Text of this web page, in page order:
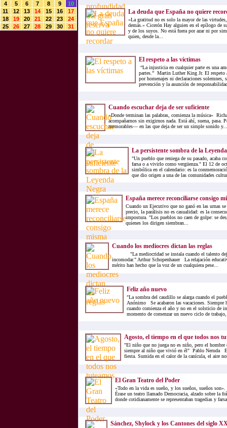
4
5 6 7 8 9
10
11
12 13 14 15 16
17
18
19 20 21 22 23
24
25
26 27 28 29 30 31
La deuda que España no quiere
«La gratitud no es solo la mayor de las
demás.» Cicerón Hay alguien en el epílogo de
y de los suyos. No está fuera por azar ni por
quien, desde la...
El respeto a las víctimas
“La injusticia en cualquier parte es una
partes.” Martin Luther King Jr. El respeto
por homenajes ni declaraciones solemnes,
prevención y la asunción de
Cuando escuchar deja de ser suficiente
«Donde terminan las palabras, comienza la música»
acompañarnos sin exigirnos nada. Está ahí, suena, pasa.
memorables— en las que deja de ser un simple sonido y...
La persistente sombra de la
"Un pueblo que reniega de su pasado, acaba
farsa o a vivirlo como vergüenza." El 12 de
simbólica en el calendario: es la
que dio origen a una de las comunidades
España merece reconciliarse consigo
Cuando un Ejecutivo que no ganó en las urnas
precio, la parálisis no es casualidad: es la
impostura. "Los pueblos no caen de golpe: se
quienes los dirigen siembran...
Cuando los mediocres dictan las reglas
"La mediocridad se instala cuando el talento deja
incomodar." Arthur Schopenhauer La relajación
mérito han hecho que la voz de un cualquiera pese...
Feliz año nuevo
"La sombra del caudillo se alarga cuando el
Anónimo Se acabaron las vacaciones. Siempre
cuando comienza el año y no en el solsticio de
momento de comenzar un nuevo ciclo de
Agosto, el tiempo en el que todos nos
"El niño que no juega no es niño, pero el hombre
siempre al niño que vivió en él" Pablo Neruda
fiesta. Sumida en el calor de la canícula, el aire
El Gran Teatro del Poder
«Todo en la vida es sueño, y los sueños, sueños
Érase un teatro llamado Democracia, alzado sobre la
donde cotidianamente se representaban tragedias y
Sánchez, Shylock y los Cantones del siglo